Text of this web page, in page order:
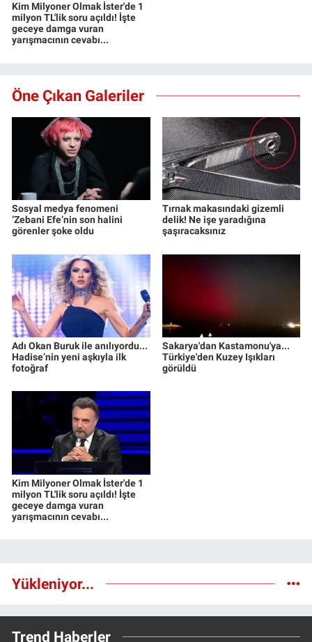
Kim Milyoner Olmak İster'de 1
milyon TL'lik soru açıldı! İşte
geceye damga vuran
yarışmacının cevabı...
Öne Çıkan Galeriler
Sosyal medya fenomeni
‘Zebani Efe’nin son halini
görenler şoke oldu
Tırnak makasındaki gizemli
delik! Ne işe yaradığına
şaşıracaksınız
Adı Okan Buruk ile anılıyordu...
Hadise’nin yeni aşkıyla ilk
fotoğraf
Sakarya'dan Kastamonu'ya...
Türkiye'den Kuzey Işıkları
görüldü
Kim Milyoner Olmak İster'de 1
milyon TL'lik soru açıldı! İşte
geceye damga vuran
yarışmacının cevabı...
Yükleniyor...
Trend Haberler